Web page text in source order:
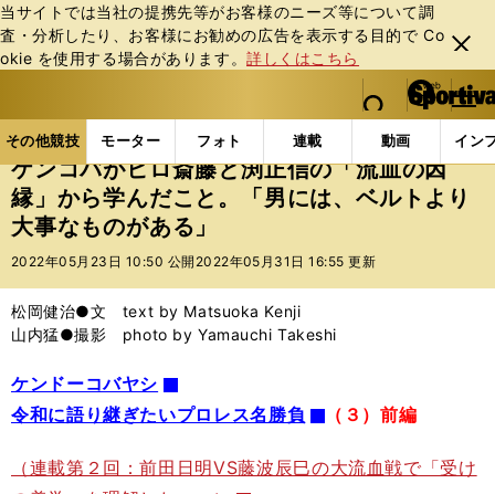
当サイトでは当社の提携先等がお客様のニーズ等について調
査・分析したり、お客様にお勧めの広告を表⽰する⽬的で Co
okie を使⽤する場合があります。詳しくはこちら
閉じ
る
web Sportiva (webスポルティーバ)
検索
マイペ
ー
ジ
メニュ
その他競技 モーター フォト 連載 動画 イン
ス
ポ
ル
テ
ー
バ
その他競技の記事一覧 格闘技 プロレス ケンコ
ケンコバがヒロ斎藤と渕正信の「流血の因
縁」から学んだこと。「男には、ベルトより
大事なものがある」
2022年05月23日 10:50 公開 2022年05月31日 16:55 更新
松岡健治●文 text by Matsuoka Kenji
山内猛●撮影 photo by Yamauchi Takeshi
ケンドーコバヤシ
令和に語り継ぎたいプロレス名勝負
（３）前編
（連載第２回：前田日明VS藤波辰巳の大流血戦で「受け